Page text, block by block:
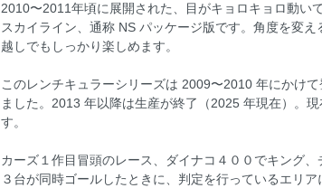
2010〜2011年頃に展開された、目がキョロキョロ動い
スカイライン、通称 NS パッケージ版です。角度を変
越しでもしっかり楽しめます。
このレンチキュラーシリーズは 2009〜2010 年にかけ
ました。2013 年以降は生産が終了（2025 年現在）。
す。
カーズ１作目冒頭のレース、ダイナコ４００でキング
３台が同時ゴールしたときに、判定を行っているエリ